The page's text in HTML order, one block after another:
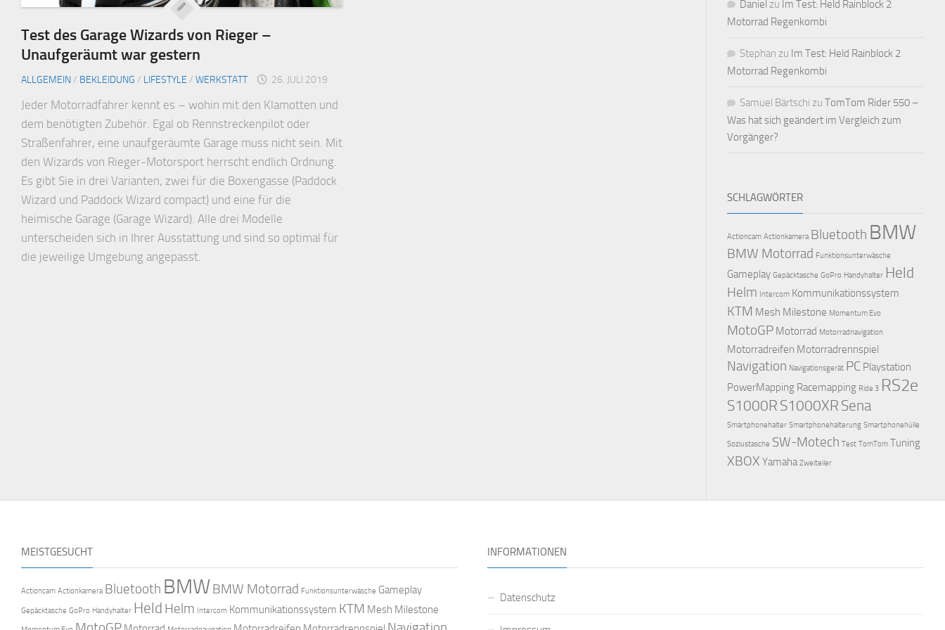
Test des Garage Wizards von Rieger –
Unaufgeräumt war gestern
ALLGEMEIN/ BEKLEIDUNG / LIFESTYLE / WERKSTATT 26. JULI 2019
Jeder Motorradfahrer kennt es – wohin mit den Klamotten und
dem benötigten Zubehör. Egal ob Rennstreckenpilot oder
Straßenfahrer, eine unaufgeräumte Garage muss nicht sein. Mit
den Wizards von Rieger-Motorsport herrscht endlich Ordnung.
Es gibt Sie in drei Varianten, zwei für die Boxengasse (Paddock
Wizard und Paddock Wizard compact) und eine für die
heimische Garage (Garage Wizard). Alle drei Modelle
unterscheiden sich in Ihrer Ausstattung und sind so optimal für
die jeweilige Umgebung angepasst.
Daniel zu Im Test: Held Rainblock 2
Motorrad Regenkombi
Stephan zu Im Test: Held Rainblock 2
Motorrad Regenkombi
Samuel Bärtschi zu TomTom Rider 550 –
Was hat sich geändert im Vergleich zum
Vorgänger?
SCHLAGWÖRTER
Actioncam Actionkamera Bluetooth BMW
BMW Motorrad Funktionsunterwäsche
Gameplay Gepäcktasche GoPro Handyhalter Held
Helm Intercom Kommunikationssystem
KTM Mesh Milestone Momentum Evo
MotoGP Motorrad Motorradnavigation
Motorradreifen Motorradrennspiel
Navigation Navigationsgerät PC Playstation
PowerMapping Racemapping Ride 3 RS2e
S1000R S1000XR Sena
Smartphonehalter Smartphonehalterung Smartphonehülle
Soziustasche SW-Motech Test TomTom Tuning
XBOX Yamaha Zweiteiler
MEISTGESUCHT
Actioncam Actionkamera Bluetooth BMWBMW Motorrad Funktionsunterwäsche Gameplay
Gepäcktasche GoPro Handyhalter Held Helm Intercom Kommunikationssystem KTM Mesh Milestone
INFORMATIONEN
Datenschutz